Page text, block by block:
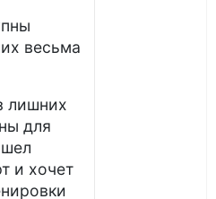
весьма
лишних
для
и хочет